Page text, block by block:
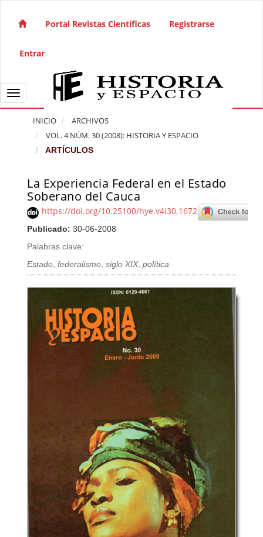
Navegación principal
Barra lateral
Portal Revistas Científicas Registrarse
Entrar
Toggle navigation
INICIO
ARCHIVOS
VOL. 4 NÚM. 30 (2008): HISTORIA Y ESPACIO
ARTÍCULOS
La Experiencia Federal en el Estado
Soberano del Cauca
https://doi.org/10.25100/hye.v4i30.1672
Publicado: 30-06-2008
Palabras clave:
Estado,federalismo,siglo XIX,política
Barra lateral del artículo